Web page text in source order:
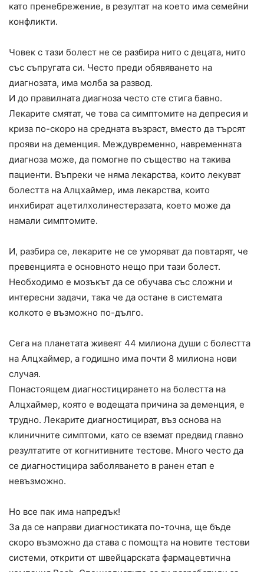
като пренебрежение, в резултат на което има семейни
конфликти.
Човек с тази болест не се разбира нито с децата, нито
със съпругата си. Често преди обявяването на
диагнозата, има молба за развод.
И до правилната диагноза често сте стига бавно.
Лекарите смятат, че това са симптомите на депресия и
криза по-скоро на средната възраст, вместо да търсят
прояви на деменция. Междувременно, навременната
диагноза може, да помогне по същество на такива
пациенти. Въпреки че няма лекарства, които лекуват
болестта на Алцхаймер, има лекарства, които
инхибират ацетилхолинестеразата, което може да
намали симптомите.
И, разбира се, лекарите не се уморяват да повтарят, че
превенцията е основното нещо при тази болест.
Необходимо е мозъкът да се обучава със сложни и
интересни задачи, така че да остане в системата
колкото е възможно по-дълго.
Сега на планетата живеят 44 милиона души с болестта
на Алцхаймер, а годишно има почти 8 милиона нови
случая.
Понастоящем диагностицирането на болестта на
Алцхаймер, която е водещата причина за деменция, е
трудно. Лекарите диагностицират, въз основа на
клиничните симптоми, като се вземат предвид главно
резултатите от когнитивните тестове. Много често да
се диагностицира заболяването в ранен етап е
невъзможно.
Но все пак има напредък!
За да се направи диагностиката по-точна, ще бъде
скоро възможно да става с помощта на новите тестови
системи, открити от швейцарската фармацевтична